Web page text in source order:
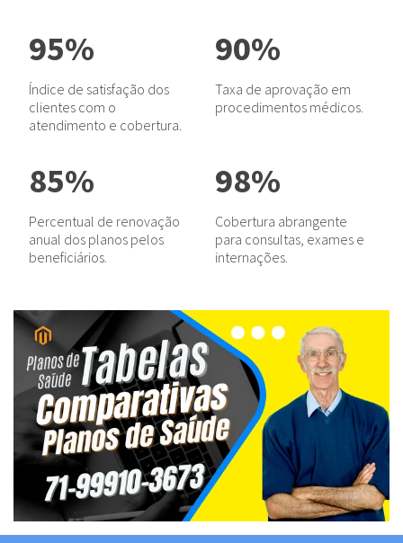
95%
Índice de satisfação dos
clientes com o
atendimento e cobertura.
90%
Taxa de aprovação em
procedimentos médicos.
85%
Percentual de renovação
anual dos planos pelos
beneficiários.
98%
Cobertura abrangente
para consultas, exames e
internações.